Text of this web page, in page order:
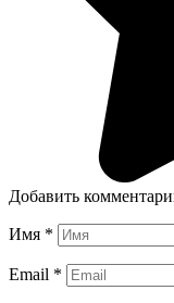
Добавить
Имя *
Email *